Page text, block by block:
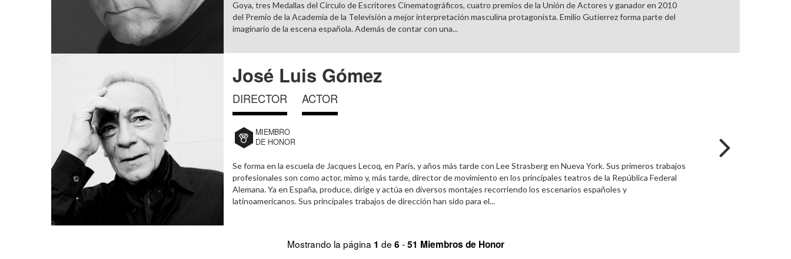
Goya, tres Medallas del Círculo de Escritores Cinematográficos, cuatro premios de la Unión de Actores y ganador en 2010
del Premio de la Academia de la Televisión a mejor interpretación masculina protagonista. Emilio Gutierrez forma parte del
imaginario de la escena española. Además de contar con una...
José Luis Gómez
DIRECTOR ACTOR
MIEMBRO
DE HONOR
Se forma en la escuela de Jacques Lecoq, en París, y años más tarde con Lee Strasberg en Nueva York. Sus primeros trabajos
profesionales son como actor, mimo y, más tarde, director de movimiento en los principales teatros de la República Federal
Alemana. Ya en España, produce, dirige y actúa en diversos montajes recorriendo los escenarios españoles y
latinoamericanos. Sus principales trabajos de dirección han sido para el...
Mostrando la página 1 de 6 -51 Miembros de Honor